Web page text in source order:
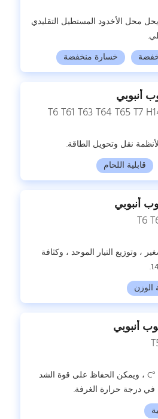
محل الأخدود المستطيل التقليدي
خسارة منخفضة
T6 T61 T63 T64 T65 T7
نقل وتحويل الطاقة.
قابلية اللحام
T6
، وتوزيع التيار الموحد ، وكثافة
الوزن
تعمل بأمان في 150-200 °C ، ويمكن الحفاظ على قوة الشد